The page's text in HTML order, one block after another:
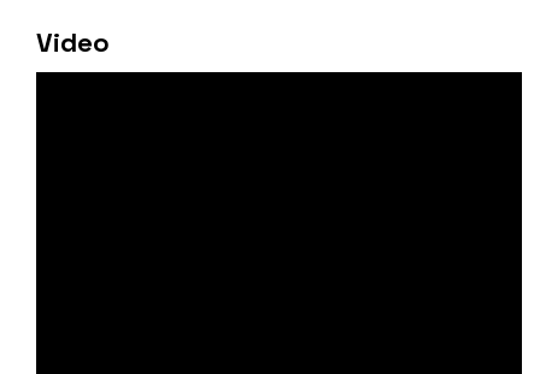
Video